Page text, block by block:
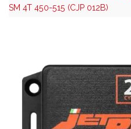
SM 4T 450-515 (CJP 012B)